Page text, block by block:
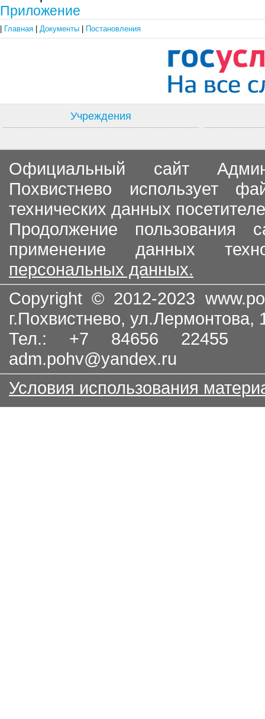
Приложение
Главная Документы Постановления
Учреждения
Официальный сайт
Похвистнево использует
технических данных
Продолжение пользования
применение данных
персональных данных.
Copyright © 2012-2023
г.Похвистнево, ул.Лермонтова,
Тел.: +7 84656
adm.pohv@yandex.ru
Условия использования